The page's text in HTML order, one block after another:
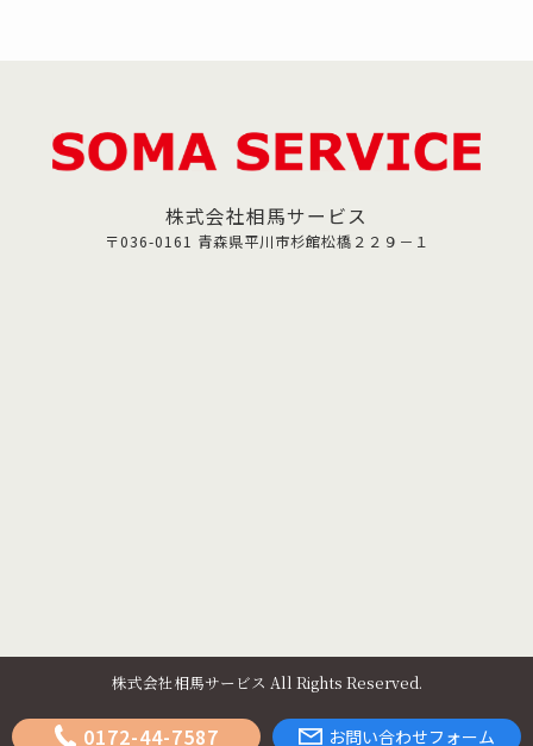
株式会社相馬サービス
〒036-0161 青森県平川市杉館松橋２２９－１
0172-44-7587 お問い合わせフォーム
株式会社相馬サービス All Rights Reserved.